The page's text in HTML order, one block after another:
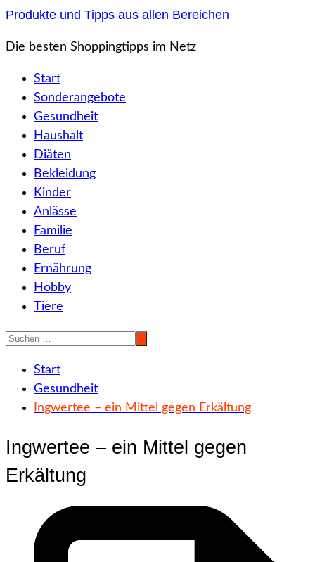
Zum
springen
Produkte und Tipps aus allen Bereichen
Die besten Shoppingtipps im Netz
Start
Sonderangebote
Gesundheit
Haushalt
Diäten
Bekleidung
Kinder
Anlässe
Familie
Beruf
Ernährung
Hobby
Tiere
Start
Gesundheit
Ingwertee – ein Mittel gegen Erkältung
Ingwertee – ein Mittel gegen
Erkältung